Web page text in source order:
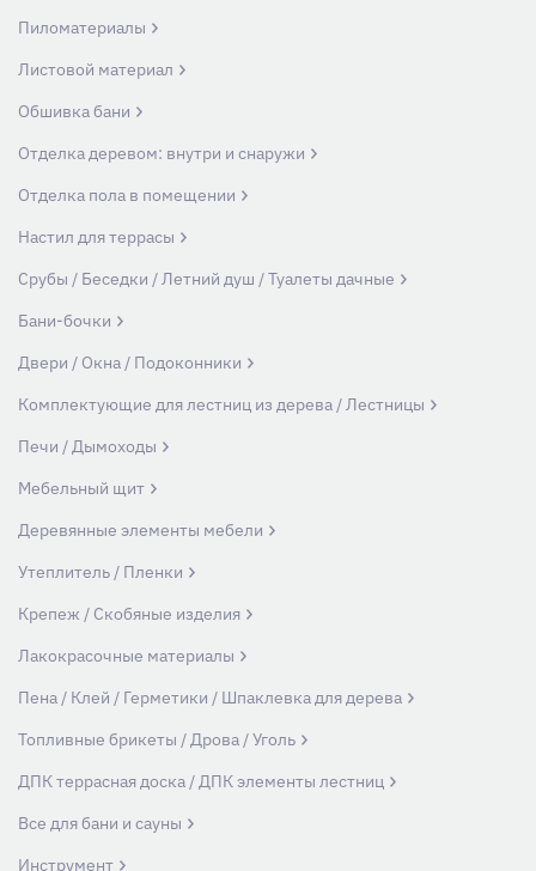
Пиломатериалы
Листовой материал
Обшивка бани
Отделка деревом: внутри и снаружи
Отделка пола в помещении
Настил для террасы
Срубы / Беседки / Летний душ / Туалеты дачные
Бани-бочки
Двери / Окна / Подоконники
Комплектующие для лестниц из дерева / Лестницы
Печи / Дымоходы
Мебельный щит
Деревянные элементы мебели
Утеплитель / Пленки
Крепеж / Скобяные изделия
Лакокрасочные материалы
Пена / Клей / Герметики / Шпаклевка для дерева
Топливные брикеты / Дрова / Уголь
ДПК террасная доска / ДПК элементы лестниц
Все для бани и сауны
Инструмент